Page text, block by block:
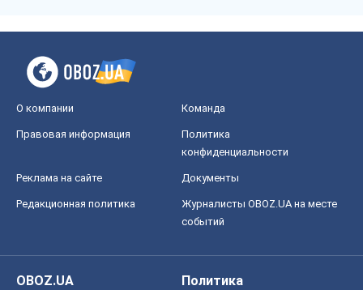
О компании Команда
Правовая информация
Политика
конфиденциальности
Реклама на сайте Документы
Редакционная политика
Журналисты OBOZ.UA на месте
событий
OBOZ.UA
Политика